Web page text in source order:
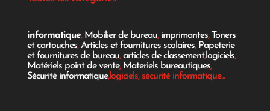
informatique, Mobilier de bureau, imprimantes, Toners
et cartouches,Articles et fournitures scolaires, Papeterie
et fournitures de bureau,articles de classement,logiciels,
Matériels point de vente, Materiels bureautiques,
Sécurité informatique,logiciels, sécurité informatique...